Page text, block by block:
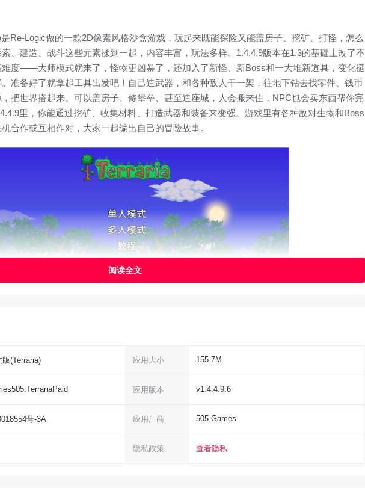
Re-Logic做的一款2D像素风格沙盒游戏，玩起来既能探险又能盖房子、挖矿、打怪，怎么
、建造、战斗这些元素揉到一起，内容丰富，玩法多样。1.4.4.9版本在1.3的基础上改了不
度——大师模式就来了，怪物更凶暴了，还加入了新怪、新Boss和一大堆新道具，变化挺
准备好了就拿起工具出发吧！自己造武器，和各种敌人干一架，往地下钻去找零件、钱币
把世界搭起来。可以盖房子、修堡垒、甚至造座城，人会搬来住，NPC也会卖东西帮你完
里，你能通过挖矿、收集材料、打造武器和装备来变强。游戏里有各种敌对生物和Boss
合作或互相作对，大家一起编出自己的冒险故事。
以自己做，也能从NPC买到，箱子里随机生成或敌人掉的装备有不同品级和稀有度（用颜
(Terraria) 应用大小 155.7M
应用版本 v1.4.4.9.6
号-3A 应用厂商 505 Games
隐私政策 查看隐私